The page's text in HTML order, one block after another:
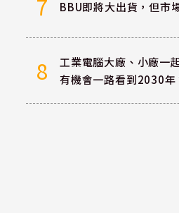
7 BBU即將大出貨，但市
8
工業電腦大廠、小廠一
有機會一路看到2030年